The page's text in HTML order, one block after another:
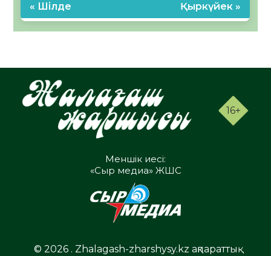
« Шілде Қыркүйек »
16+
Меншік иесі:
«Сыр медиа» ЖШС
© 2026 . Zhalagash-zharshysy.kz ақпараттық